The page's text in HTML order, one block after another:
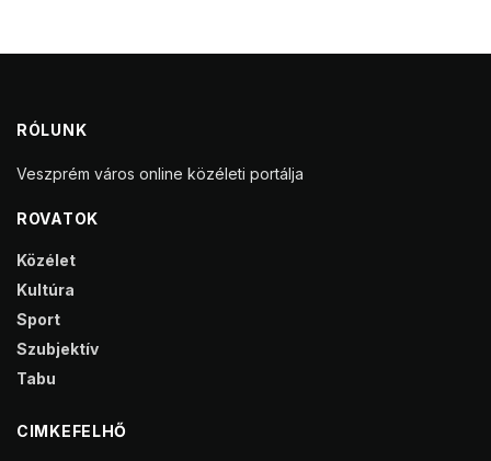
RÓLUNK
Veszprém város online közéleti portálja
ROVATOK
Közélet
Kultúra
Sport
Szubjektív
Tabu
CIMKEFELHŐ